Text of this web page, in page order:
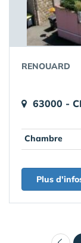
RENOUARD
63000 -
Chambre
Plus